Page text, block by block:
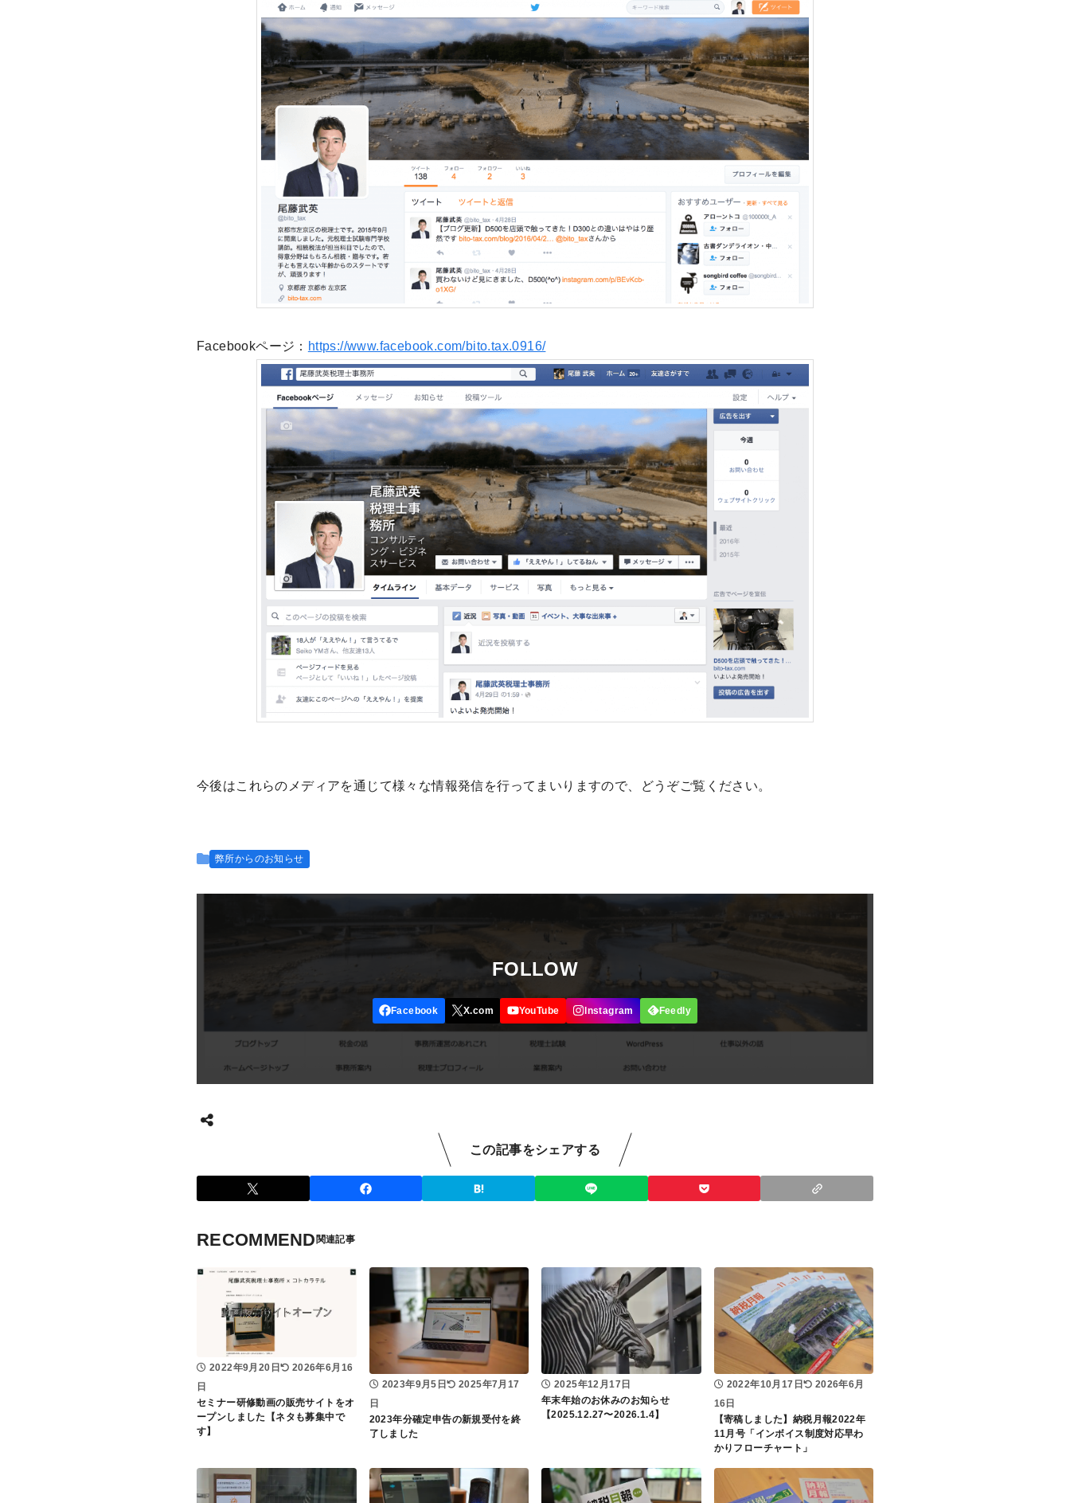
Facebookページ： https://www.facebook.com/bito.tax.0916/
今後はこれらのメディアを通じて様々な情報発信を行ってまいりますので、どうぞご覧ください。
弊所からのお知らせ
FOLLOW
この記事をシェアする
RECOMMEND
2022年9月20日
2026年6月16
日
セミナー研修動画の販売サイトをオ
ープンしました【ネタも募集中で
す】
2023年9月5日
2025年7月17
日
2023年分確定申告の新規受付を終
了しました
2025年12月17日
年末年始のお休みのお知らせ
【2025.12.27〜2026.1.4】
2022年10月17日
2026年6月
16日
【寄稿しました】納税月報2022年
11月号「インボイス制度対応早わ
かりフローチャート」